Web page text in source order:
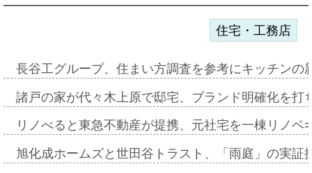
住宅・工務店
長谷工グループ、住まい方調査を参考にキッチン
諸戸の家が代々木上原で邸宅、ブランド明確化を
リノべると東急不動産が提携、元社宅を一棟リノ
旭化成ホームズと世田谷トラスト、「雨庭」の実